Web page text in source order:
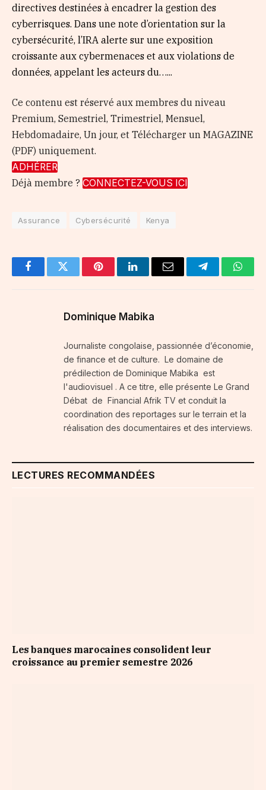
directives destinées à encadrer la gestion des
cyberrisques. Dans une note d’orientation sur la
cybersécurité, l’IRA alerte sur une exposition
croissante aux cybermenaces et aux violations de
données, appelant les acteurs du…...
Ce contenu est réservé aux membres du niveau
Premium, Semestriel, Trimestriel, Mensuel,
Hebdomadaire, Un jour, et Télécharger un MAGAZINE
(PDF) uniquement.
ADHÉRER
Déjà membre ? CONNECTEZ-VOUS ICI
Assurance Cybersécurité Kenya
FacebookTwitter PinterestLinkedInEmail Telegram
Dominique Mabika
Journaliste congolaise, passionnée d’économie,
de finance et de culture. Le domaine de
prédilection de Dominique Mabika est
l'audiovisuel . A ce titre, elle présente Le Grand
Débat de Financial Afrik TV et conduit la
coordination des reportages sur le terrain et la
réalisation des documentaires et des interviews.
LECTURES RECOMMANDÉES
Les banques marocaines consolident leur
croissance au premier semestre 2026